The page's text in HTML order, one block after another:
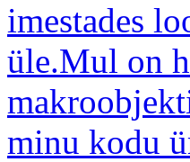
imestades
üle.Mul on
minu kodu